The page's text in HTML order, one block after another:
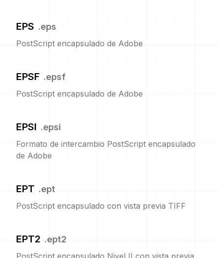
EPS .eps
PostScript encapsulado de Adobe
EPSF .epsf
PostScript encapsulado de Adobe
EPSI .epsi
Formato de intercambio PostScript encapsulado
de Adobe
EPT .ept
PostScript encapsulado con vista previa TIFF
EPT2 .ept2
PostScript encapsulado Nivel II con vista previa